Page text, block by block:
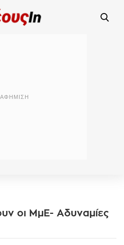
οι ΜμΕ- Αδυναμίες